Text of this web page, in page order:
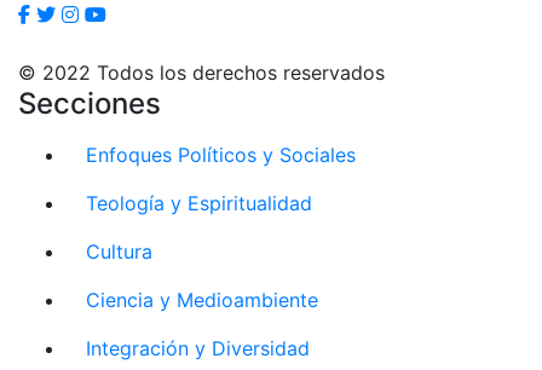
© 2022 Todos los derechos reservados
Secciones
Enfoques Políticos y Sociales
Teología y Espiritualidad
Cultura
Ciencia y Medioambiente
Integración y Diversidad